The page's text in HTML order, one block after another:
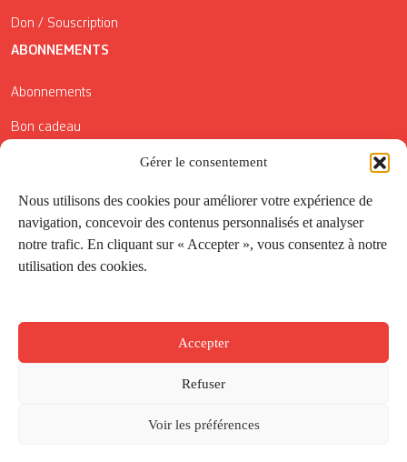
Gérer le consentement
Nous utilisons des cookies pour améliorer votre expérience de
navigation, concevoir des contenus personnalisés et analyser
notre trafic. En cliquant sur « Accepter », vous consentez à notre
utilisation des cookies.
Accepter
Refuser
Voir les préférences
Don / Souscription
ABONNEMENTS
Abonnements
Bon cadeau
Conditions générales de vente
Réductions de la Carte Côté Courrier
Application